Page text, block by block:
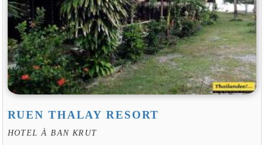
RUEN THALAY RESORT
HOTEL À BAN KRUT